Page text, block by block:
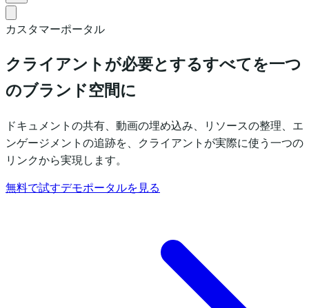
カスタマーポータル
クライアントが必要とするすべてを一つ
のブランド空間に
ドキュメントの共有、動画の埋め込み、リソースの整理、エ
ンゲージメントの追跡を、クライアントが実際に使う一つの
リンクから実現します。
無料で試すデモポータルを見る